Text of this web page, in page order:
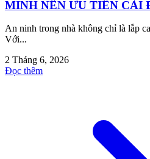
MINH NÊN ƯU TIÊN CÀI
An ninh trong nhà không chỉ là lắp
Với...
2 Tháng 6, 2026
Đọc thêm